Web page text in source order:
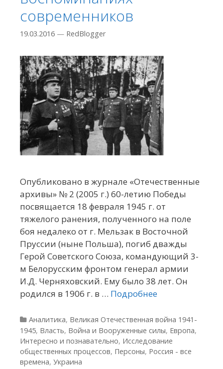
современников
19.03.2016 — RedBlogger
Опубликовано в журнале «Отечественные
архивы» № 2 (2005 г.) 60-летию Победы
посвящается 18 февраля 1945 г. от
тяжелого ранения, полученного на поле
боя недалеко от г. Мельзак в Восточной
Пруссии (ныне Польша), погиб дважды
Герой Советского Союза, командующий 3-
м Белорусским фронтом генерал армии
И.Д. Черняховский. Ему было 38 лет. Он
родился в 1906 г. в … Подробнее
Рубрики
Аналитика, Великая Отечественная война 1941-
1945, Власть, Война и Вооруженные силы, Европа,
Интересно и познавательно, Исследование
общественных процессов, Персоны, Россия - все
времена, Украина